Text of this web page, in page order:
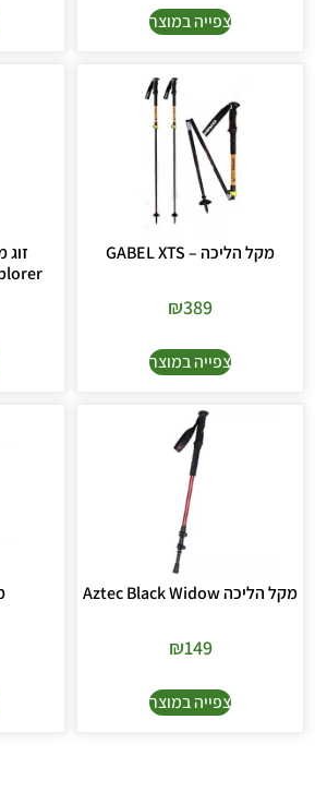
צפייה במוצר
מקל הליכה – GABEL XTS
₪389
צפייה במוצר
מקל הליכה Aztec Black Widow
₪149
צפייה במוצר